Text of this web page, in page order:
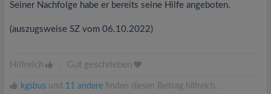
Seiner Nachfolge habe er bereits seine Hilfe angeboten.
(auszugsweise SZ vom 06.10.2022)
Hilfreich Gut geschrieben
kgsbus und 11 andere finden diesen Beitrag hilfreich.